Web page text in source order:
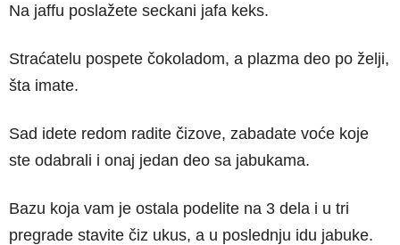
Na jaffu poslažete seckani jafa keks.
Straćatelu pospete čokoladom, a plazma deo po želji,
šta imate.
Sad idete redom radite čizove, zabadate voće koje
ste odabrali i onaj jedan deo sa jabukama.
Bazu koja vam je ostala podelite na 3 dela i u tri
pregrade stavite čiz ukus, a u poslednju idu jabuke.